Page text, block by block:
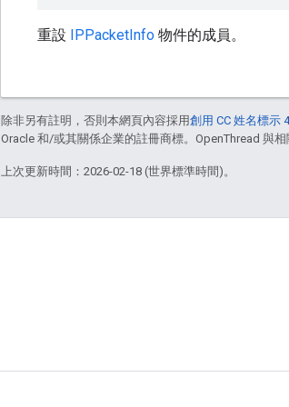
重設 IPPacketInfo 物件的成員。
除非另有註明，否則本網頁內容採用創用 CC 姓名標示
Oracle 和/或其關係企業的註冊商標。OpenThread 與
上次更新時間：2026-02-18 (世界標準時間)。